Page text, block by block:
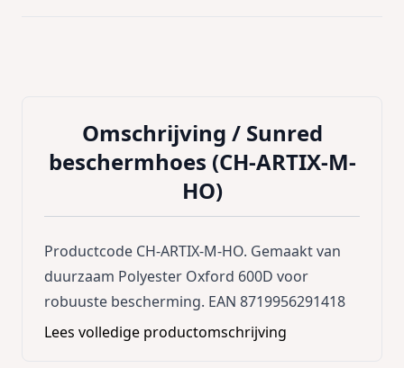
Omschrijving / Sunred
beschermhoes (CH-ARTIX-M-
HO)
Productcode CH-ARTIX-M-HO. Gemaakt van
duurzaam Polyester Oxford 600D voor
robuuste bescherming. EAN 8719956291418
Lees volledige productomschrijving